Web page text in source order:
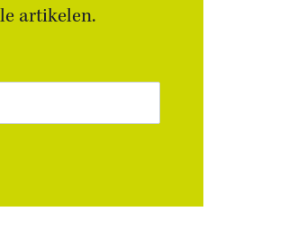
artikelen.